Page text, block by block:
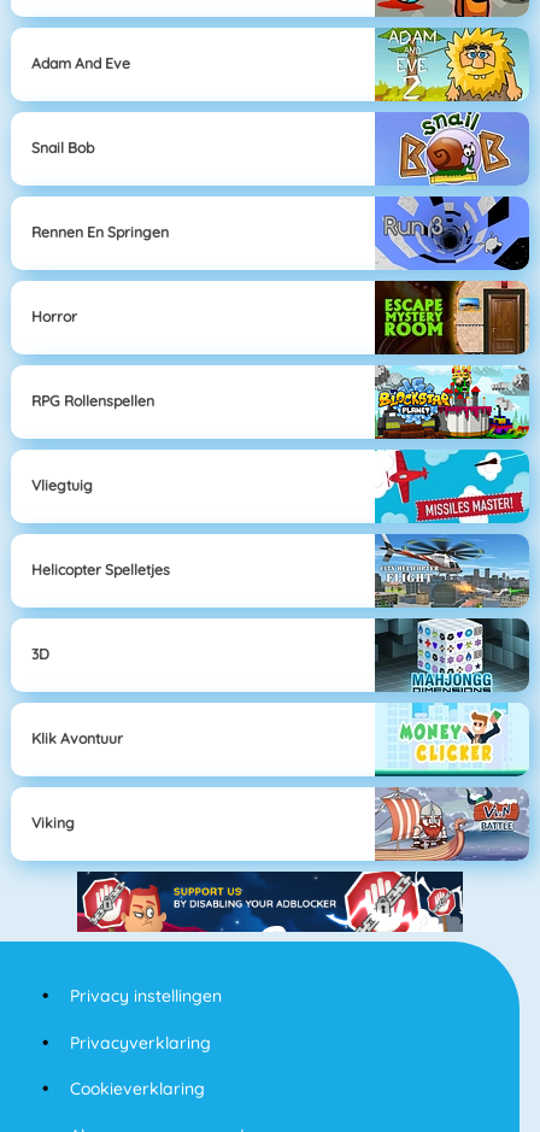
Adam And Eve
Snail Bob
Rennen En Springen
Horror
RPG Rollenspellen
Vliegtuig
Helicopter Spelletjes
3D
Klik Avontuur
Viking
Privacy instellingen
Privacyverklaring
Cookieverklaring